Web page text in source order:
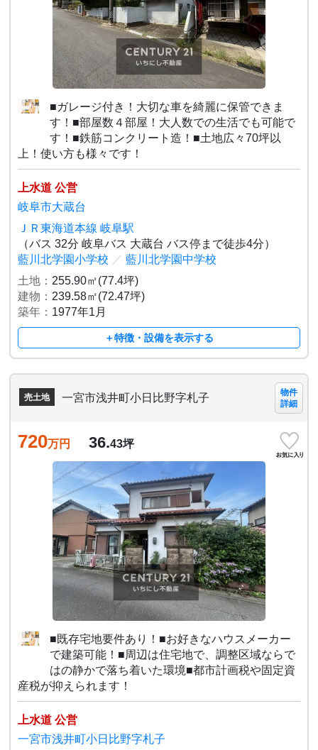
■ガレージ付き！大切な車を綺麗に保管できま
す！■部屋数４部屋！大人数での生活でも可能で
す！■鉄筋コンクリート造！■土地広々70坪以
上！使い方も様々です！
上水道 公営
岐阜市大蔵台
ＪＲ東海道本線 岐阜駅
（バス 32分 岐阜バス 大蔵台 バス停まで徒歩4分）
藍川北学園小学校 ／ 藍川北学園中学校
土地： 255.90㎡(77.4坪)
建物： 239.58㎡(72.47坪)
築年： 1977年1月
＋特徴・設備を表示する
売土地 一宮市浅井町小日比野字札子
物件
詳細
720万円 36.43坪
■既存宅地要件あり！■お好きなハウスメーカー
で建築可能！■周辺は住宅地で、調整区域ならで
はの静かで落ち着いた環境■都市計画税や固定資
産税が抑えられます！
上水道 公営
一宮市浅井町小日比野字札子